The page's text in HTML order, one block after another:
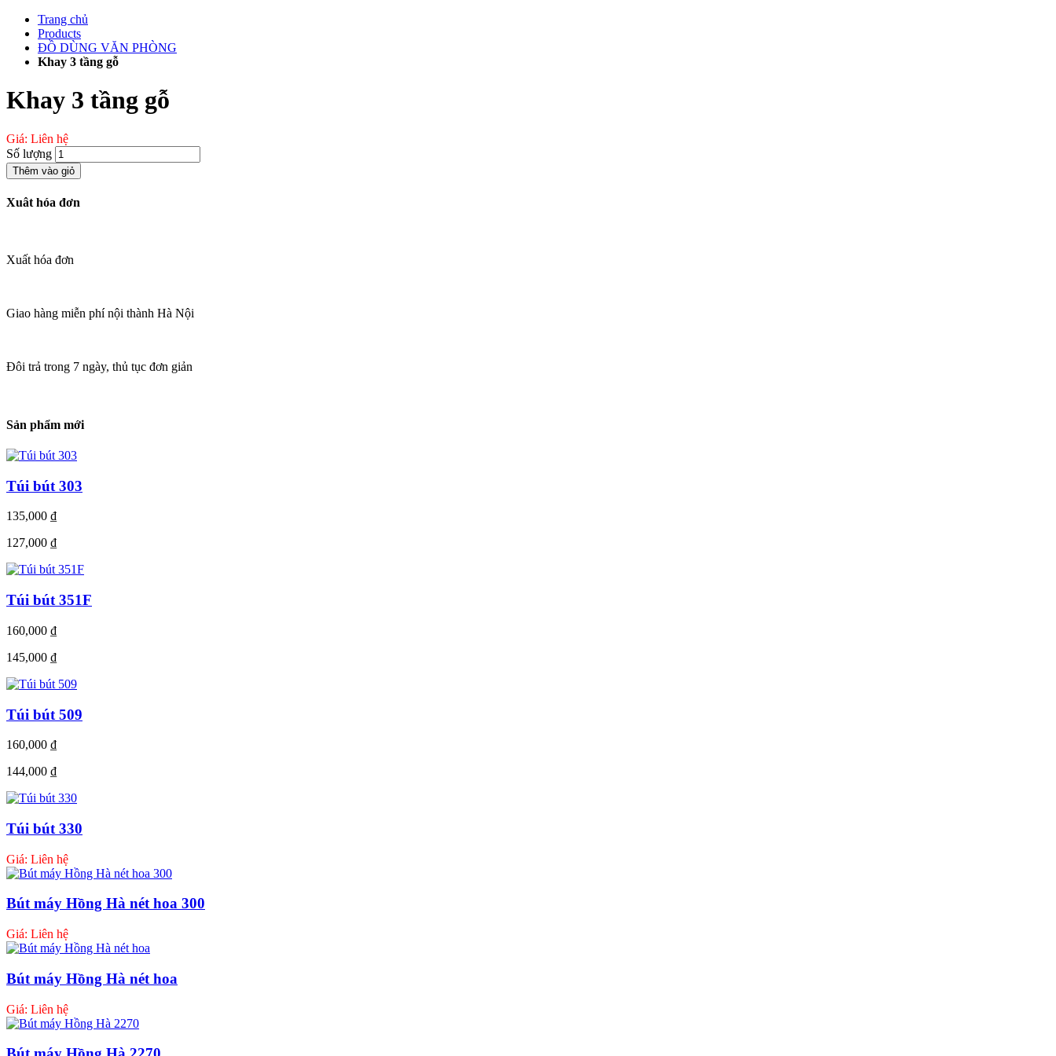
Chuyển
phần
Trang chủ
Products
ĐỒ DÙNG VĂN PHÒNG
Khay 3 tầng gỗ
Khay 3 tầng gỗ
Giá: Liên hệ
Số lượng
Thêm vào giỏ
Xuât hóa đơn
Xuất hóa đơn
Giao hàng miễn phí nội thành Hà Nội
Đôi trả trong 7 ngày, thủ tục đơn giản
Sản phẩm mới
Túi bút 303
135,000 ₫
127,000 ₫
Túi bút 351F
160,000 ₫
145,000 ₫
Túi bút 509
160,000 ₫
144,000 ₫
Túi bút 330
Giá: Liên hệ
Bút máy Hồng Hà nét hoa 300
Giá: Liên hệ
Bút máy Hồng Hà nét hoa
Giá: Liên hệ